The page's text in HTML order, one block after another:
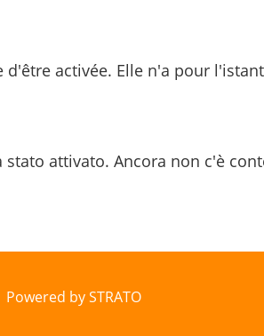
d'être activée. Elle n'a pour
stato attivato. Ancora non c'è
Powered by STRATO